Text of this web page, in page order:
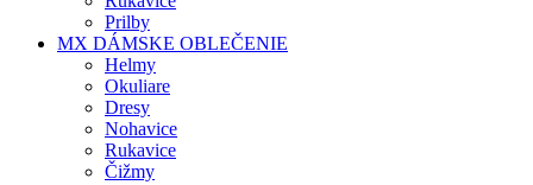
Prilby
MX DÁMSKE OBLEČENIE
Helmy
Okuliare
Dresy
Nohavice
Rukavice
Čižmy